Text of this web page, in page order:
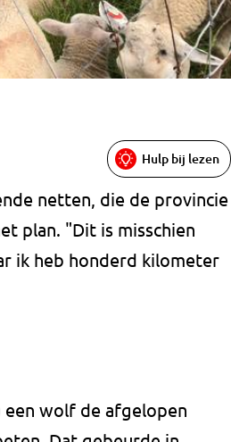
Hulp bij lezen
netten, die de provincie
plan. "Dit is misschien
ik heb honderd kilometer
een wolf de afgelopen